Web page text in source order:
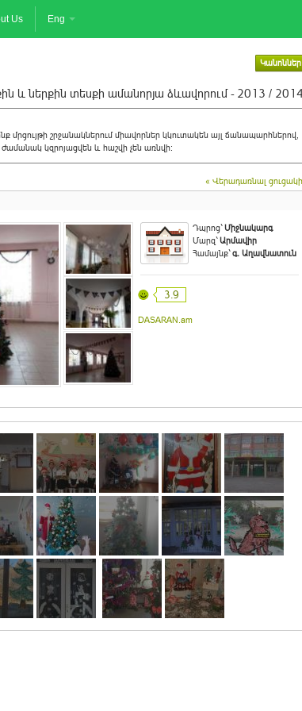
Us Eng
Կանոններ
և ներքին տեսքի ամանորյա ձևավորում - 2013 / 2014
մրցույթի շրջանակներում միավորներ կկուտակեն այլ ճանապարհներով,
կզրոյացվեն և հաշվի չեն առնվի:
« Վերադառնալ
Դպրոց`Միջնակարգ
Մարզ`Արմավիր
Համայնք`գ. Աղավնատուն
3.9
DASARAN.am